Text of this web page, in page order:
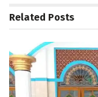
Related Posts